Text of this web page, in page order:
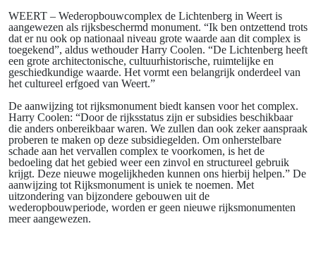
WEERT – Wederopbouwcomplex de Lichtenberg in Weert is
aangewezen als rijksbeschermd monument. “Ik ben ontzettend trots
dat er nu ook op nationaal niveau grote waarde aan dit complex is
toegekend”, aldus wethouder Harry Coolen. “De Lichtenberg heeft
een grote architectonische, cultuurhistorische, ruimtelijke en
geschiedkundige waarde. Het vormt een belangrijk onderdeel van
het cultureel erfgoed van Weert.”
De aanwijzing tot rijksmonument biedt kansen voor het complex.
Harry Coolen: “Door de rijksstatus zijn er subsidies beschikbaar
die anders onbereikbaar waren. We zullen dan ook zeker aanspraak
proberen te maken op deze subsidiegelden. Om onherstelbare
schade aan het vervallen complex te voorkomen, is het de
bedoeling dat het gebied weer een zinvol en structureel gebruik
krijgt. Deze nieuwe mogelijkheden kunnen ons hierbij helpen.” De
aanwijzing tot Rijksmonument is uniek te noemen. Met
uitzondering van bijzondere gebouwen uit de
wederopbouwperiode, worden er geen nieuwe rijksmonumenten
meer aangewezen.